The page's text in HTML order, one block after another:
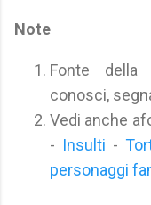
Note
Fonte della
conosci,
Vedi anche
- Insulti -
personaggi